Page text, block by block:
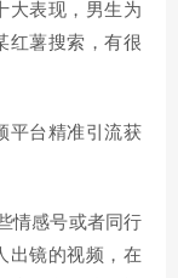
大表现，男生为
红薯搜索，有很
情感号或者同行
出镜的视频，在